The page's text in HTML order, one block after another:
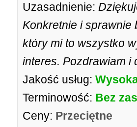
Uzasadnienie:
Konkretnie i sprawnie
który mi to wszystko
interes. Pozdrawiam i
Jakość usług:
Terminowość: Bez
Ceny: Przeciętne